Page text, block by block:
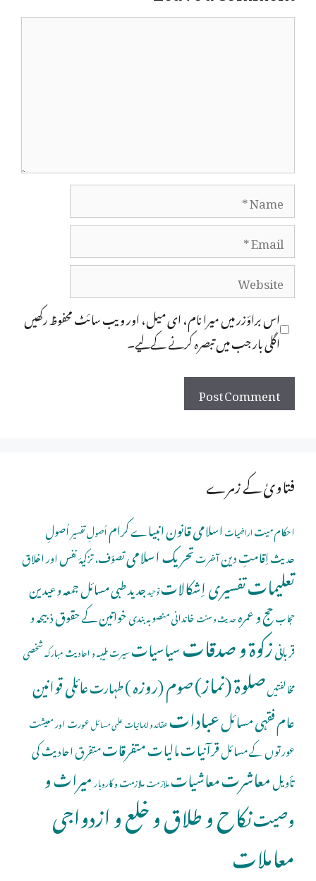
Name
Email
Website
اس براؤزر میں میرا نام، ای میل، اور ویب سائٹ محفوظ رکھیں
اگلی بار جب میں تبصرہ کرنے کےلیے۔
فتاویٰ کے زمرے
احکام میتاراضیاتاسلامی قانونانبیاے کراماُصولِ تفسیراُصولِ
حدیثاِقامتِ دینآخرتتحریک اسلامیتصوّف، تزکیۂ نفس اور اخلاق
تعلیماتتفسیری اِشکالاتتوحیدجدید طبی مسائلجمعہ و عیدین
حجابحج و عمرہحدیث و سنتخاندانی منصوبہ بندیخواتین کے حقوقذبیحہ و
قربانیزکوۃ و صدقاتسیاسیاتسیرت طیبہ و احادیث مبارکہشخصی
مخالفتیںصلوة (نماز)صوم (روزہ )طہارتعائلی قوانین
عام فقہی مسائلعباداتعقائد و ایمانیاتعلمی مسائلعورت اور معیشت
عورتوں کے مسائلقرآنیاتمالیاتمتفرقاتمتفرق احادیث کی
تأویلمعاشرتمعاشیاتملازمتملازمت و کاروبارمیراث و
وصیتنکاح و طلاق و خلع و ازدواجی
معاملات